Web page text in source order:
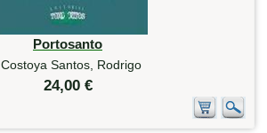
Portosanto
Costoya Santos, Rodrigo
24,00 €